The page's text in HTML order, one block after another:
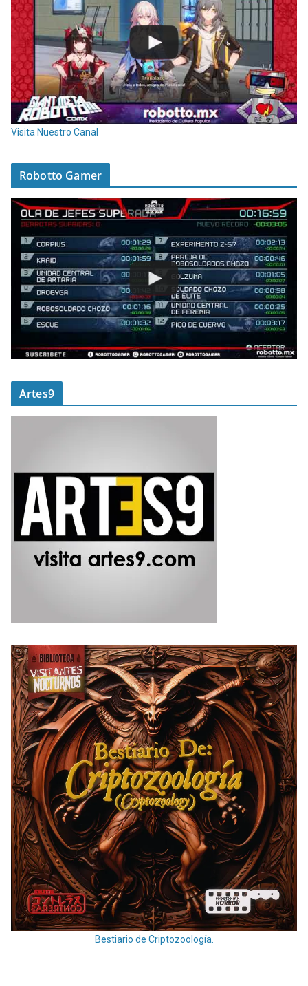
Visita Nuestro Canal
Robotto Gamer
Artes9
Bestiario de Criptozoología.